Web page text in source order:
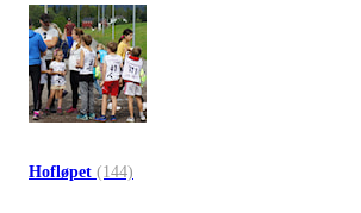
Hofløpet (144)